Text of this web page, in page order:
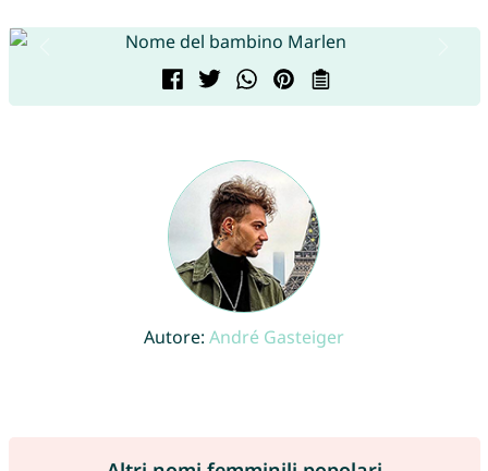
Autore: André Gasteiger